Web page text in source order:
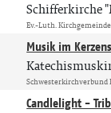
Schifferkirche
Ev.-Luth.
Musik im
Schwesterkirchverbund
Candlelight -